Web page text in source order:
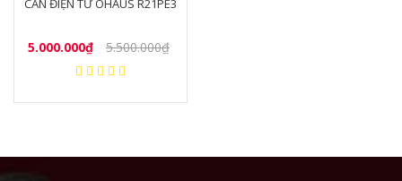
CÂN ĐIỆN TỬ OHAUS R21PE3
5.000.000₫ 5.500.000₫